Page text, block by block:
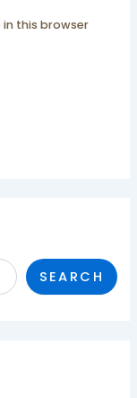
in this browser
SEARCH